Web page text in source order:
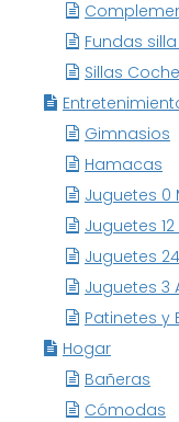
Fundas
Sillas Coche
Gimnasios
Hamacas
Juguetes 0
Juguetes
Juguetes
Juguetes 3
Patinetes y
Hogar
Bañeras
Cómodas